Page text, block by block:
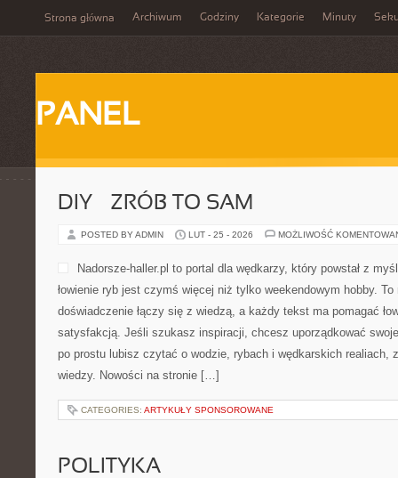
Strona główna Archiwum Godziny Kategorie Minuty
PANEL
DIY – ZRÓB TO SAM
POSTED BY ADMIN LUT - 25 - 2026 MOŻLIWOŚĆ
Nadorsze-haller.pl to portal dla wędkarzy, który powstał z
łowienie ryb jest czymś więcej niż tylko weekendowym hobby.
doświadczenie łączy się z wiedzą, a każdy tekst ma pomagać
satysfakcją. Jeśli szukasz inspiracji, chcesz uporządkować
po prostu lubisz czytać o wodzie, rybach i wędkarskich realiach,
wiedzy. Nowości na stronie […]
CATEGORIES: ARTYKUŁY SPONSOROWANE
POLITYKA